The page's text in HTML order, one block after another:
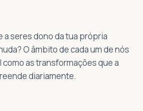
a seres dono da tua própria
O âmbito de cada um de nós
as transformações que a
diariamente.